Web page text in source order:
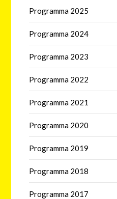
Programma 2025
Programma 2024
Programma 2023
Programma 2022
Programma 2021
Programma 2020
Programma 2019
Programma 2018
Programma 2017